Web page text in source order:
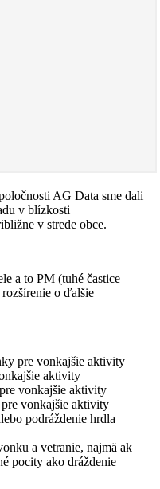
AG Data sme dali
v blízkosti
v strede obce.
a to PM (tuhé častice –
o ďalšie
pre vonkajšie aktivity
aktivity
vonkajšie aktivity
vonkajšie aktivity
podráždenie hrdla
a vetranie, najmä ak
pocity ako dráždenie